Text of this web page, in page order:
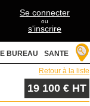
Se connecter
ou
s'inscrire
BUREAU SANTE
Retour à la liste
19 100 € HT